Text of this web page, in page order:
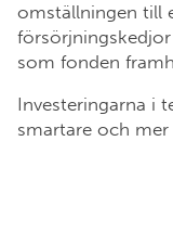
omställningen till
som fonden
Investeringarna i
smartare och